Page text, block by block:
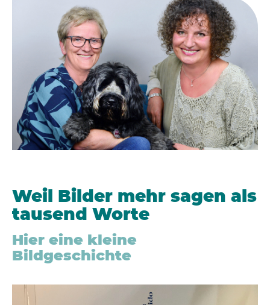
Weil Bilder mehr sagen als
tausend Worte
Hier eine kleine
Bildgeschichte